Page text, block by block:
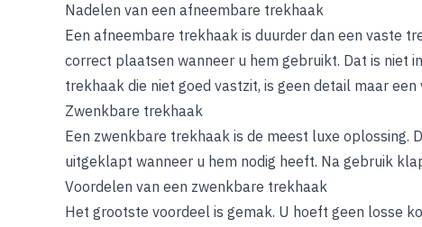
Nadelen van een afneembare trekhaak
Een afneembare trekhaak is duurder dan een vaste
correct plaatsen wanneer u hem gebruikt. Dat is niet
trekhaak die niet goed vastzit, is geen detail maar een
Zwenkbare trekhaak
Een zwenkbare trekhaak is de meest luxe oplossing.
uitgeklapt wanneer u hem nodig heeft. Na gebruik
Voordelen van een zwenkbare trekhaak
Het grootste voordeel is gemak. U hoeft geen losse